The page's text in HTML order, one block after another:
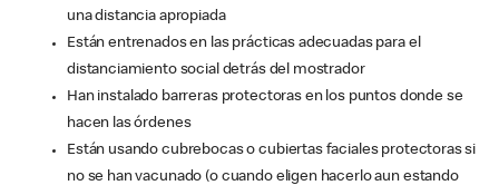
una distancia apropiada
Están entrenados en las prácticas adecuadas para el
distanciamiento social detrás del mostrador
Han instalado barreras protectoras en los puntos donde se
hacen las órdenes
Están usando cubrebocas o cubiertas faciales protectoras si
no se han vacunado (o cuando eligen hacerlo aun estando